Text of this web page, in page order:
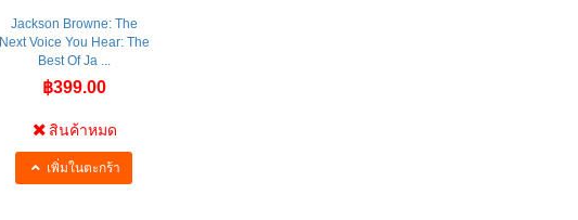
Jackson Browne: The
Next Voice You Hear: The
Best Of Ja ...
฿399.00
สินค้าหมด
เพิ่มในตะกร้า